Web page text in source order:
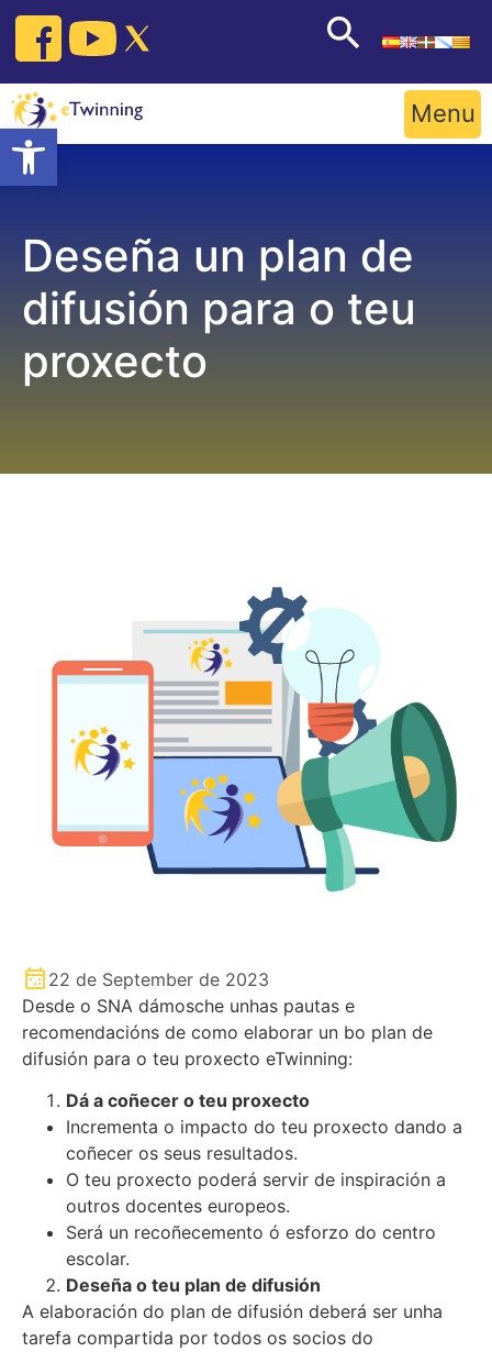
Open toolbar
Skip
content
Menu
Deseña un plan de
difusión para o teu
proxecto
22 de September de 2023
Desde o SNA dámosche unhas pautas e
recomendacións de como elaborar un bo plan de
difusión para o teu proxecto eTwinning:
Dá a coñecer o teu proxecto
Incrementa o impacto do teu proxecto dando a
coñecer os seus resultados.
O teu proxecto poderá servir de inspiración a
outros docentes europeos.
Será un recoñecemento ó esforzo do centro
escolar.
Deseña o teu plan de difusión
A elaboración do plan de difusión deberá ser unha
tarefa compartida por todos os socios do